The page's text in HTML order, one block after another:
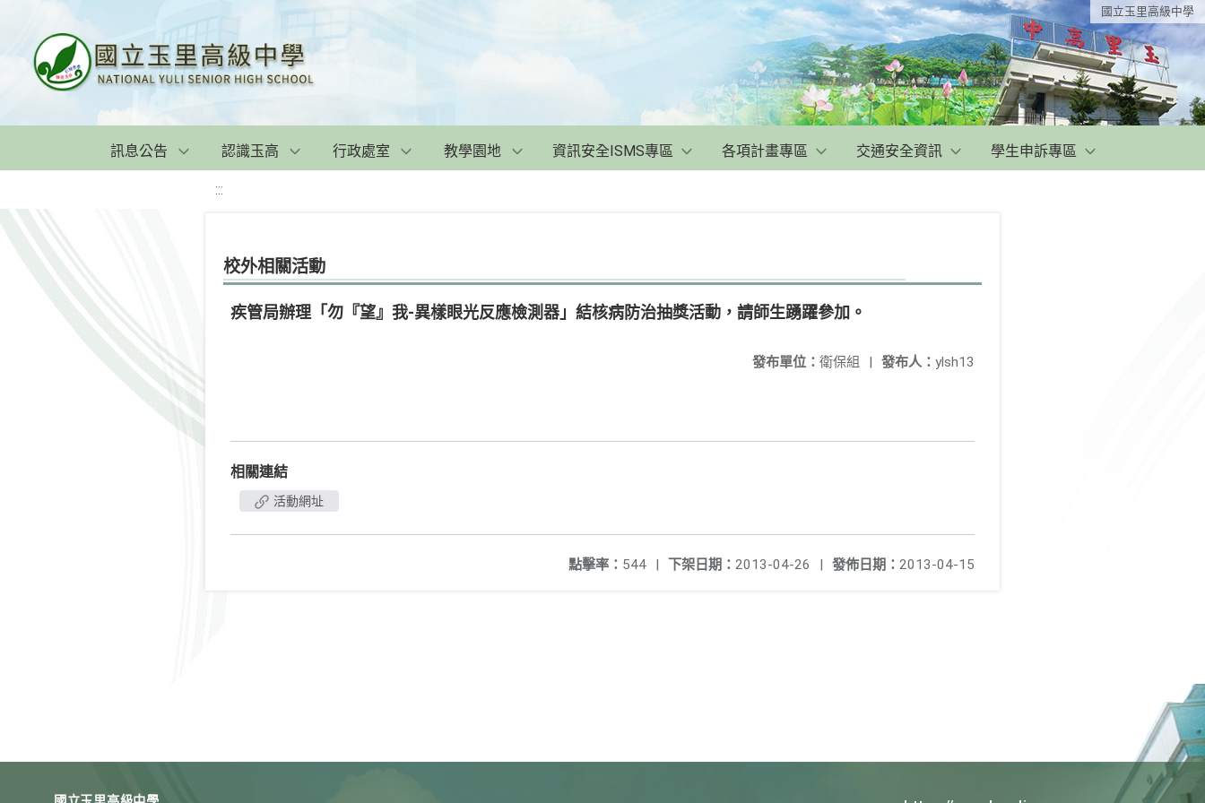
國立玉里高級中學
訊息公告 認識玉高 行政處室 教學園地 資訊安全ISMS專區 各項計畫專區 交通安全資訊 學生申訴專區
:::
校外相關活動
疾管局辦理「勿『望』我-異樣眼光反應檢測器」結核病防治抽獎活動，請師生踴躍參加。
發布人： ylsh13
發布單位： 衛保組 |
相關連結
活動網址
發佈日期： 2013-04-15
下架日期： 2013-04-26 |
點擊率： 544 |